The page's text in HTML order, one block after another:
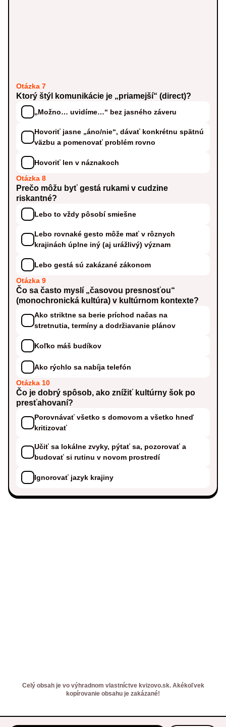
Otázka 7
Ktorý štýl komunikácie je „priamejší“ (direct)?
„Možno… uvidíme…“ bez jasného záveru
Hovoriť jasne „áno/nie“, dávať konkrétnu spätnú
väzbu a pomenovať problém rovno
Hovoriť len v náznakoch
Otázka 8
Prečo môžu byť gestá rukami v cudzine
riskantné?
Lebo to vždy pôsobí smiešne
Lebo rovnaké gesto môže mať v rôznych
krajinách úplne iný (aj urážlivý) význam
Lebo gestá sú zakázané zákonom
Otázka 9
Čo sa často myslí „časovou presnosťou“
(monochronická kultúra) v kultúrnom kontexte?
Ako striktne sa berie príchod načas na
stretnutia, termíny a dodržiavanie plánov
Koľko máš budíkov
Ako rýchlo sa nabíja telefón
Otázka 10
Čo je dobrý spôsob, ako znížiť kultúrny šok po
presťahovaní?
Porovnávať všetko s domovom a všetko hneď
kritizovať
Učiť sa lokálne zvyky, pýtať sa, pozorovať a
budovať si rutinu v novom prostredí
Ignorovať jazyk krajiny
Celý obsah je vo výhradnom vlastníctve kvizovo.sk. Akékoľvek
kopírovanie obsahu je zakázané!